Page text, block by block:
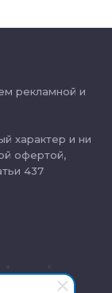
рекламной и
характер и ни
офертой,
437